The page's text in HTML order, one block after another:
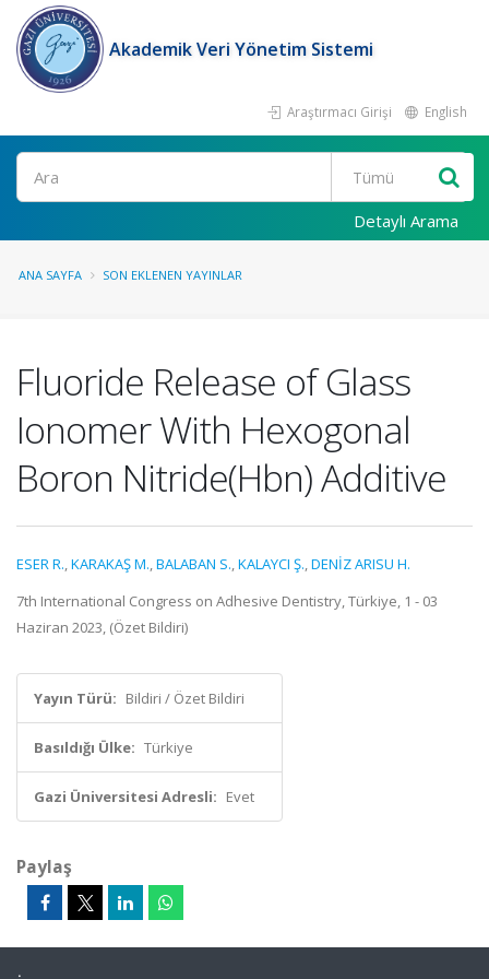
Akademik Veri Yönetim Sistemi
Araştırmacı Girişi English
Ara
Detaylı Arama
ANA SAYFA SON EKLENEN YAYINLAR
Fluoride Release of Glass
Ionomer With Hexogonal
Boron Nitride(Hbn) Additive
ESER R.,KARAKAŞ M.,BALABAN S.,KALAYCI Ş.,DENİZ ARISU H.
7th International Congress on Adhesive Dentistry, Türkiye, 1 - 03
Haziran 2023, (Özet Bildiri)
Yayın Türü: Bildiri / Özet Bildiri
Basıldığı Ülke: Türkiye
Gazi Üniversitesi Adresli: Evet
Paylaş